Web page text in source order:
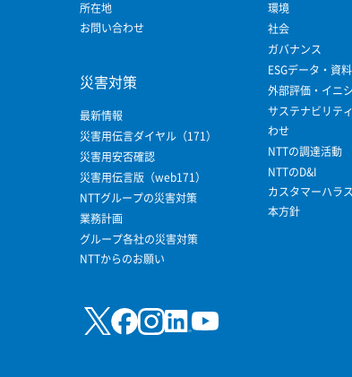
所在地
お問い合わせ
災害対策
最新情報
災害用伝言ダイヤル（171）
災害用安否確認
災害用伝言版（web171）
NTTグループの災害対策
業務計画
グループ各社の災害対策
NTTからのお願い
環境
社会
ガバナンス
ESGデータ・資料
外部評価・イニ
サステナビリテ
わせ
NTTの調達活動
NTTのD&I
カスタマーハラ
本方針